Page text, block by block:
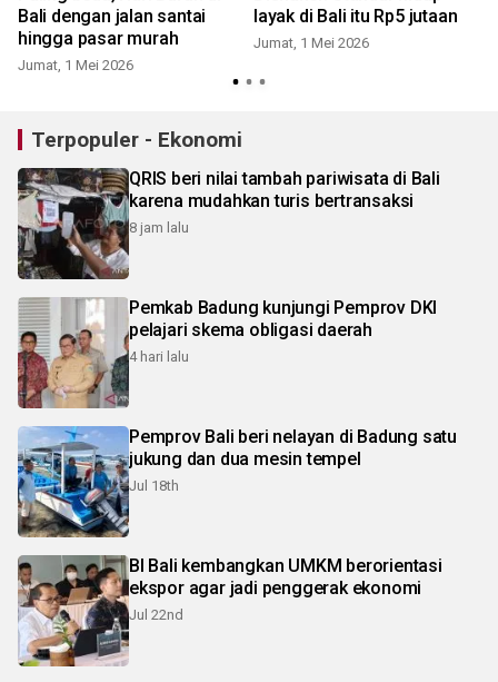
Bali dengan jalan santai
hingga pasar murah
Jumat, 1 Mei 2026
layak di Bali itu Rp5 jutaan
Jumat, 1 Mei 2026
Terpopuler - Ekonomi
QRIS beri nilai tambah pariwisata di Bali
karena mudahkan turis bertransaksi
8 jam lalu
Pemkab Badung kunjungi Pemprov DKI
pelajari skema obligasi daerah
4 hari lalu
Pemprov Bali beri nelayan di Badung satu
jukung dan dua mesin tempel
Jul 18th
BI Bali kembangkan UMKM berorientasi
ekspor agar jadi penggerak ekonomi
Jul 22nd